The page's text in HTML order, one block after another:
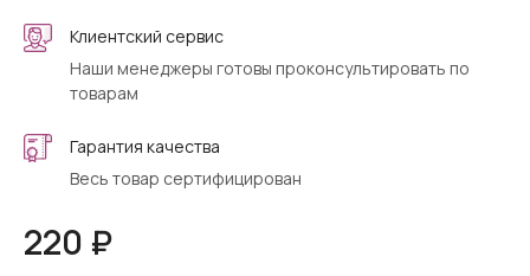
Клиентский сервис
Наши менеджеры готовы проконсультировать по
товарам
Гарантия качества
Весь товар сертифицирован
220 ₽